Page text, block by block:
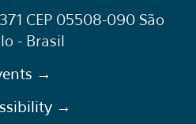
CEP 05508-090 São
- Brasil
→
→